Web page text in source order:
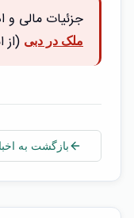
جزئیات مالی و
ملک در دبی (از
بازگشت به